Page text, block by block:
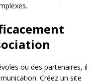
ou des partenaires, il
Créez un site